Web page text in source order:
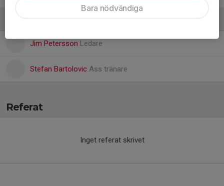
Jim Petersson Ledare
Stefan Bartolovic Ass tränare
Referat
Inget referat skrivet
Bara nödvändiga